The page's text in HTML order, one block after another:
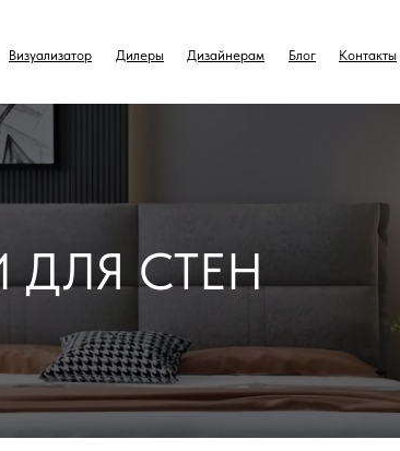
Дилеры Контакты
Дизайнерам
Визуализатор Блог
СТЕН